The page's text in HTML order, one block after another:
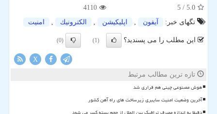
5.0
/ 5
4110
تگهای خبر:
آیفون , اپلیكیشن , الكترونیك , امنیت
این مطلب را می پسندید؟ (1)
(0)
X
تازه ترین مطالب مرتبط
هوش مصنوعی چینی هم فراری شد
آخرین وضعیت امنیت سایبری زیرساخت های راه آهن کشور